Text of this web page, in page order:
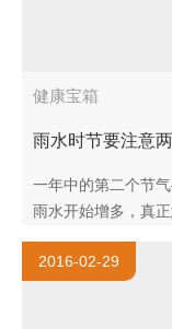
健康宝箱
雨水时节要注意
一年中的第二个节
雨水开始增多，真
大部分地区的最低
不断袭..
2016-02-29